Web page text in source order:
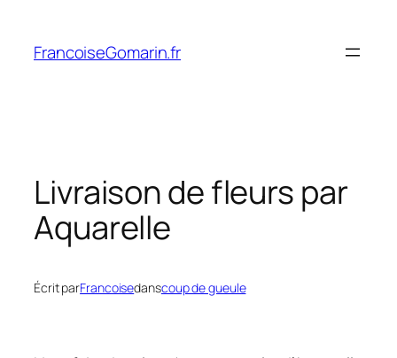
contenu
FrancoiseGomarin.fr
Livraison de fleurs par
Aquarelle
Écrit parFrancoisedanscoup de gueule